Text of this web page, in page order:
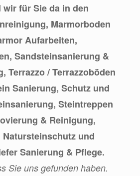
für Sie da in den
Marmorboden
Aufarbeiten,
Sandsteinsanierung &
Terrazzo / Terrazzoböden
Sanierung, Schutz und
Steintreppen
& Reinigung,
Natursteinschutz und
Sanierung & Pflege.
Sie uns gefunden haben.